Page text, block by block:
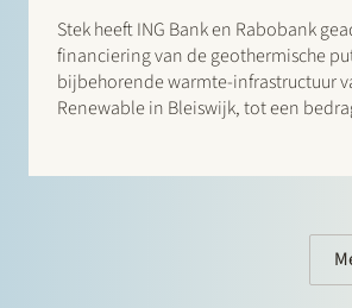
Stek heeft ING Bank en Rabobank
financiering van de geothermische
bijbehorende warmte-infrastructuur
Renewable in Bleiswijk, tot een